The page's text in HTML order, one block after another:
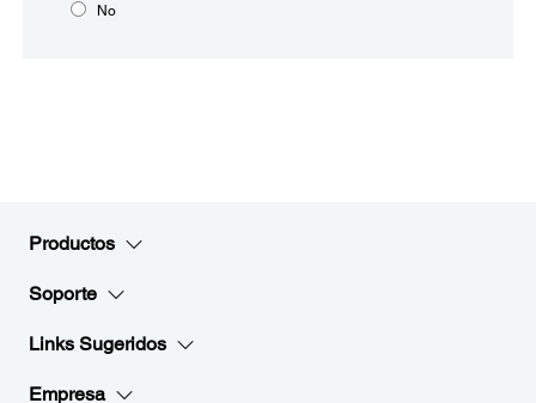
No
Productos
Soporte
Links Sugeridos
Empresa